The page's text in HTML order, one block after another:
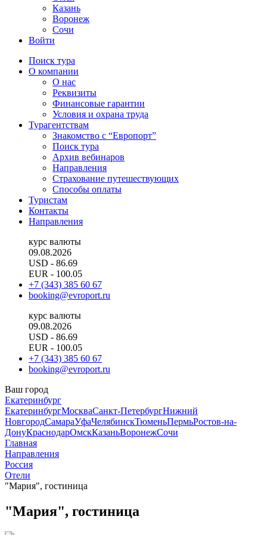
Казань
Воронеж
Сочи
Войти
Поиск тура
О компании
О нас
Реквизиты
Финансовые гарантии
Условия и охрана труда
Турагентствам
Знакомство с “Европорт”
Поиск тура
Архив вебинаров
Направления
Страхование путешествующих
Способы оплаты
Туристам
Контакты
Направления
курс валюты
09.08.2026
USD - 86.69
EUR - 100.05
+7 (343) 385 60 67
booking@evroport.ru
курс валюты
09.08.2026
USD - 86.69
EUR - 100.05
+7 (343) 385 60 67
booking@evroport.ru
Ваш город
Екатеринбург
ЕкатеринбургМоскваСанкт-ПетербургНижний
НовгородСамараУфаЧелябинскТюменьПермьРостов-на-
ДонуКраснодарОмскКазаньВоронежСочи
Главная
Направления
Россия
Отели
"Мария", гостиница
"Мария", гостиница